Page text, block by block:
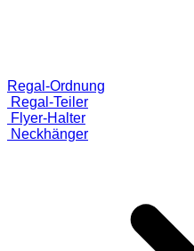
Regal-Ordnung
Regal-Teiler
Flyer-Halter
Neckhänger